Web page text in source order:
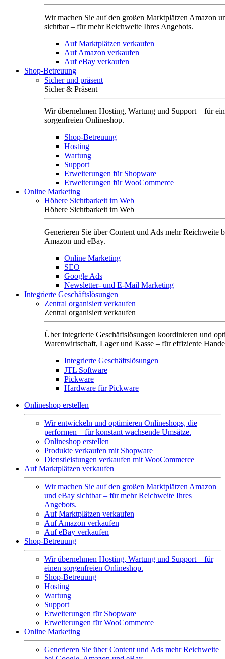
Wir machen Sie auf den großen Marktplätzen Amazon
sichtbar – für mehr Reichweite Ihres Angebots.
Auf Marktplätzen verkaufen
Auf Amazon verkaufen
Auf eBay verkaufen
Shop-Betreuung
Sicher und präsent
Sicher & Präsent
Wir übernehmen Hosting, Wartung und Support – für
sorgenfreien Onlineshop.
Shop-Betreuung
Hosting
Wartung
Support
Erweiterungen für Shopware
Erweiterungen für WooCommerce
Online Marketing
Höhere Sichtbarkeit im Web
Höhere Sichtbarkeit im Web
Generieren Sie über Content und Ads mehr Reichweite
Amazon und eBay.
Online Marketing
SEO
Google Ads
Newsletter- und E-Mail Marketing
Integrierte Geschäftslösungen
Zentral organisiert verkaufen
Zentral organisiert verkaufen
Über integrierte Geschäftslösungen koordinieren und
Warenwirtschaft, Lager und Kasse – für effiziente
Integrierte Geschäftslösungen
JTL Software
Pickware
Hardware für Pickware
Onlineshop erstellen
Wir entwickeln und optimieren Onlineshops, die
performen – für konstant wachsende Umsätze.
Onlineshop erstellen
Produkte verkaufen mit Shopware
Dienstleistungen verkaufen mit WooCommerce
Auf Marktplätzen verkaufen
Wir machen Sie auf den großen Marktplätzen Amazon
und eBay sichtbar – für mehr Reichweite Ihres
Angebots.
Auf Marktplätzen verkaufen
Auf Amazon verkaufen
Auf eBay verkaufen
Shop-Betreuung
Wir übernehmen Hosting, Wartung und Support – für
einen sorgenfreien Onlineshop.
Shop-Betreuung
Hosting
Wartung
Support
Erweiterungen für Shopware
Erweiterungen für WooCommerce
Online Marketing
Generieren Sie über Content und Ads mehr Reichweite